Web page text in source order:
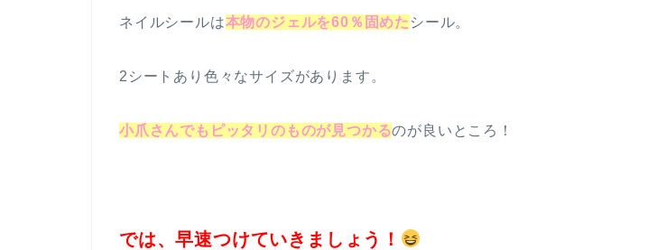
ネイルシールは本物のジェルを60％固めた シール。
2シートあり色々なサイズがあります。
小爪さんでもピッタリのものが見つかるのが良いところ！
では、早速つけていきましょう！